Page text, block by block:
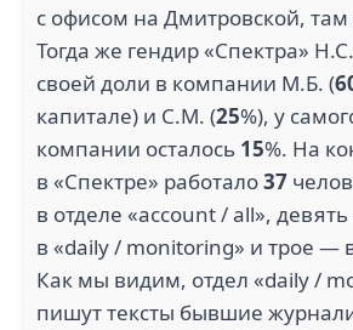
с офисом на Дмитровской,
Тогда же гендир «Спектра»
своей доли в компании М.Б. (
капитале) и С.М. (25%), у
компании осталось 15%. На
в «Спектре» работало37
в отделе «account / all»,
в «daily / monitoring» и трое —
Как мы видим, отдел «daily /
пишут тексты бывшие